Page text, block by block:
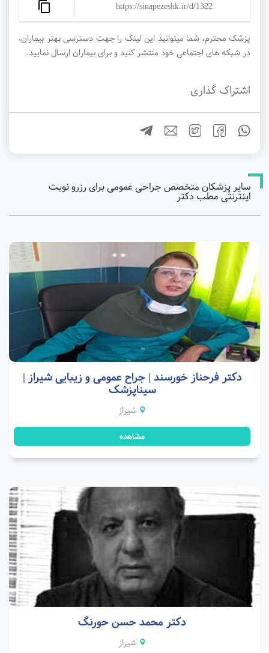
https://sinapezeshk.ir/d/1322
پزشک محترم، شما میتوانید این لینک را جهت دسترسی بهتر بیماران،
در شبکه های اجتماعی خود منتشر کنید و برای بیماران ارسال نمایید.
اشتراک گذاری
سایر پزشکان متخصص جراحی عمومی برای رزرو نوبت
اینترنتی مطب دکتر
دکتر فرحناز خورسند | جراح عمومی و زیبایی شیراز |
سیناپزشک
شیراز
مشاهده
دکتر محمد حسن حورنگ
شیراز